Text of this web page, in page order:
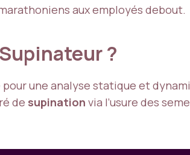
aux employés debout.
?
pour une analyse statique et
de supination via l’usure des